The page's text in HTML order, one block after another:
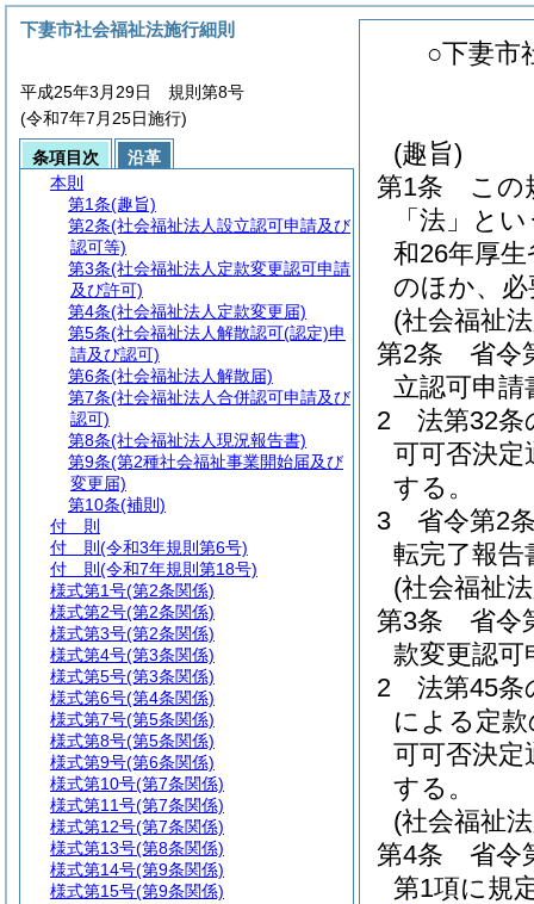
○下妻市
(趣旨)
第1条
この
「法」と
和26年厚
のほか、
(社会福祉
第2条
省令
立認可申請
2
法第32条
可可否決定
する。
3
省令第2
転完了報告
(社会福祉
第3条
省令
款変更認可
2
法第45条
による定
可可否決定
する。
(社会福祉
第4条
省令
第1項に規
下妻市社会福祉法施行細則
平成25年3月29日 規則第8号
(令和7年7月25日施行)
条項目次
沿革
本則
第1条(趣旨)
第2条(社会福祉法人設立認可申請及び
認可等)
第3条(社会福祉法人定款変更認可申請
及び許可)
第4条(社会福祉法人定款変更届)
第5条(社会福祉法人解散認可(認定)申
請及び認可)
第6条(社会福祉法人解散届)
第7条(社会福祉法人合併認可申請及び
認可)
第8条(社会福祉法人現況報告書)
第9条(第2種社会福祉事業開始届及び
変更届)
第10条(補則)
付 則
付 則 (令和3年規則第6号)
付 則 (令和7年規則第18号)
様式第1号(第2条関係)
様式第2号(第2条関係)
様式第3号(第2条関係)
様式第4号(第3条関係)
様式第5号(第3条関係)
様式第6号(第4条関係)
様式第7号(第5条関係)
様式第8号(第5条関係)
様式第9号(第6条関係)
様式第10号(第7条関係)
様式第11号(第7条関係)
様式第12号(第7条関係)
様式第13号(第8条関係)
様式第14号(第9条関係)
様式第15号(第9条関係)